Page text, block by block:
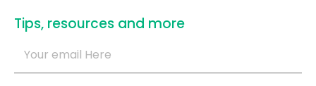
​Tips, resources and more